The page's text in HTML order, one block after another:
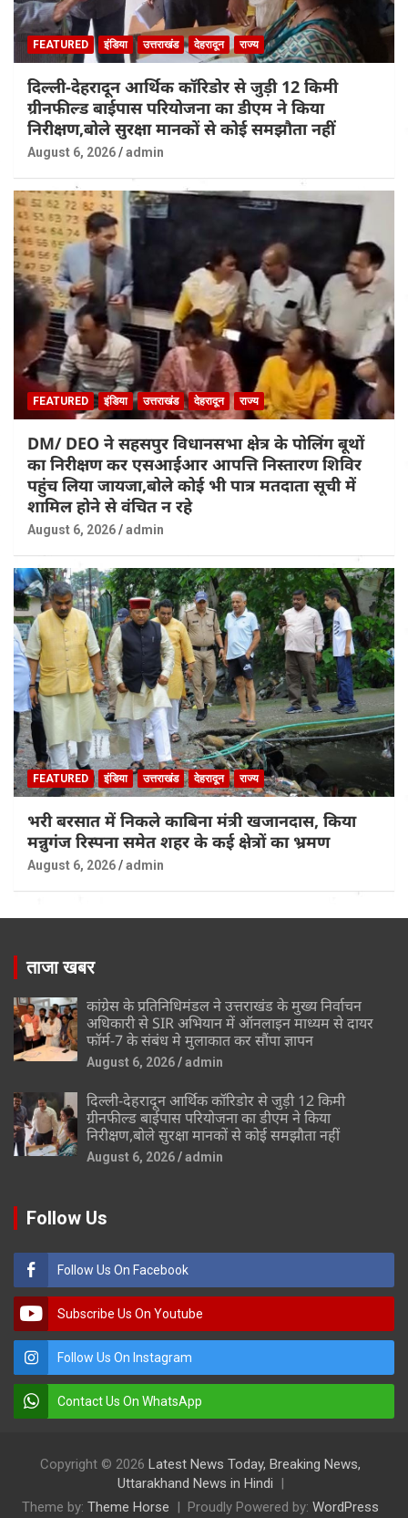
FEATURED इंडिया उत्तराखंड देहरादून राज्य
दिल्ली-देहरादून आर्थिक कॉरिडोर से जुड़ी 12 किमी
ग्रीनफील्ड बाईपास परियोजना का डीएम ने किया
निरीक्षण,बोले सुरक्षा मानकों से कोई समझौता नहीं
August 6, 2026 admin
FEATURED इंडिया उत्तराखंड देहरादून राज्य
DM/ DEO ने सहसपुर विधानसभा क्षेत्र के पोलिंग बूथों
का निरीक्षण कर एसआईआर आपत्ति निस्तारण शिविर
पहुंच लिया जायजा,बोले कोई भी पात्र मतदाता सूची में
शामिल होने से वंचित न रहे
August 6, 2026 admin
FEATURED इंडिया उत्तराखंड देहरादून राज्य
भरी बरसात में निकले काबिना मंत्री खजानदास, किया
मन्नुगंज रिस्पना समेत शहर के कई क्षेत्रों का भ्रमण
August 6, 2026 admin
ताजा खबर
कांग्रेस के प्रतिनिधिमंडल ने उत्तराखंड के मुख्य निर्वाचन
अधिकारी से SIR अभियान में ऑनलाइन माध्यम से दायर
फॉर्म-7 के संबंध मे मुलाकात कर सौंपा ज्ञापन
August 6, 2026 admin
दिल्ली-देहरादून आर्थिक कॉरिडोर से जुड़ी 12 किमी
ग्रीनफील्ड बाईपास परियोजना का डीएम ने किया
निरीक्षण,बोले सुरक्षा मानकों से कोई समझौता नहीं
August 6, 2026 admin
Follow Us
Follow Us On Facebook
Subscribe Us On Youtube
Follow Us On Instagram
Contact Us On WhatsApp
Copyright © 2026 Latest News Today, Breaking News,
Uttarakhand News in Hindi
Theme by: Theme Horse Proudly Powered by: WordPress